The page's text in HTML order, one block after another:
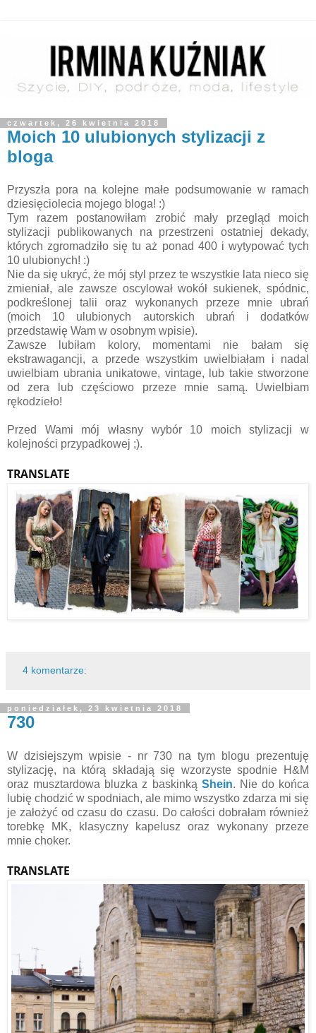
czwartek, 26 kwietnia 2018
Moich 10 ulubionych stylizacji z
bloga
Przyszła pora na kolejne małe podsumowanie w ramach
dziesięciolecia mojego bloga! :)
Tym razem postanowiłam zrobić mały przegląd moich
stylizacji publikowanych na przestrzeni ostatniej dekady,
których zgromadziło się tu aż ponad 400 i wytypować tych
10 ulubionych! :)
Nie da się ukryć, że mój styl przez te wszystkie lata nieco się
zmieniał, ale zawsze oscylował wokół sukienek, spódnic,
podkreślonej talii oraz wykonanych przeze mnie ubrań
(moich 10 ulubionych autorskich ubrań i dodatków
przedstawię Wam w osobnym wpisie).
Zawsze lubiłam kolory, momentami nie bałam się
ekstrawagancji, a przede wszystkim uwielbiałam i nadal
uwielbiam ubrania unikatowe, vintage, lub takie stworzone
od zera lub częściowo przeze mnie samą. Uwielbiam
rękodzieło!
Przed Wami mój własny wybór 10 moich stylizacji w
kolejności przypadkowej ;).
TRANSLATE
4 komentarze:
poniedziałek, 23 kwietnia 2018
730
W dzisiejszym wpisie - nr 730 na tym blogu prezentuję
stylizację, na którą składają się wzorzyste spodnie H&M
oraz musztardowa bluzka z baskinką Shein. Nie do końca
lubię chodzić w spodniach, ale mimo wszystko zdarza mi się
je założyć od czasu do czasu. Do całości dobrałam również
torebkę MK, klasyczny kapelusz oraz wykonany przeze
mnie choker.
TRANSLATE